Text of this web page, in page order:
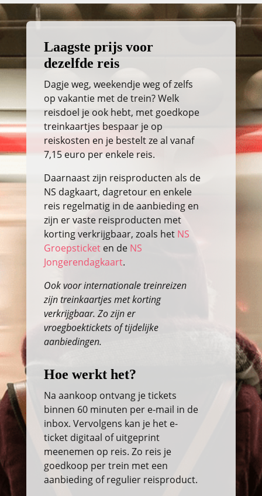
Laagste prijs voor
dezelfde reis
Dagje weg, weekendje weg of zelfs
op vakantie met de trein? Welk
reisdoel je ook hebt, met goedkope
treinkaartjes bespaar je op
reiskosten en je bestelt ze al vanaf
7,15 euro per enkele reis.
Daarnaast zijn reisproducten als de
NS dagkaart, dagretour en enkele
reis regelmatig in de aanbieding en
zijn er vaste reisproducten met
korting verkrijgbaar, zoals het NS
Groepsticketen de NS
Jongerendagkaart.
Ook voor internationale treinreizen
zijn treinkaartjes met korting
verkrijgbaar. Zo zijn er
vroegboektickets of tijdelijke
aanbiedingen.
Hoe werkt het?
Na aankoop ontvang je tickets
binnen 60 minuten per e-mail in de
inbox. Vervolgens kan je het e-
ticket digitaal of uitgeprint
meenemen op reis. Zo reis je
goedkoop per trein met een
aanbieding of regulier reisproduct.